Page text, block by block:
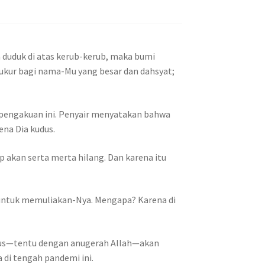
di atas kerub-kerub, maka bumi
bagi nama-Mu yang besar dan dahsyat;
ini. Penyair menyatakan bahwa
Dia kudus.
akan serta merta hilang. Dan karena itu
memuliakan-Nya. Mengapa? Karena di
dengan anugerah Allah—akan
di tengah pandemi ini.